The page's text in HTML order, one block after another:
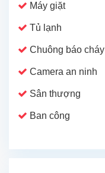
Máy giặt
Tủ lạnh
Chuông báo cháy
Camera an ninh
Sân thượng
Ban công